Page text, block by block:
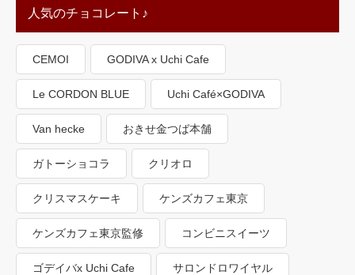
人気のチョコレート♪
CEMOI GODIVA x Uchi Cafe
Le CORDON BLUE Uchi Café×GODIVA
Van hecke おきせ金つば本舗
ガトーショコラ クリオロ
クリスマスケーキ ケンズカフェ東京
ケンズカフェ東京監修 コンビニスイーツ
ゴデイバx Uchi Cafe サロンドロワイヤル